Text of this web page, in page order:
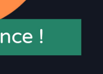
AJOUTER AU
Ajouter aux favoris